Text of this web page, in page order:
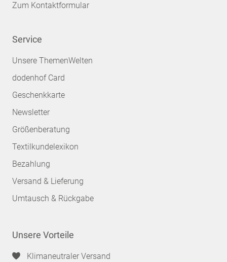
Zum Kontaktformular
Service
Unsere ThemenWelten
dodenhof Card
Geschenkkarte
Newsletter
Größenberatung
Textilkundelexikon
Bezahlung
Versand & Lieferung
Umtausch & Rückgabe
Unsere Vorteile
Klimaneutraler Versand